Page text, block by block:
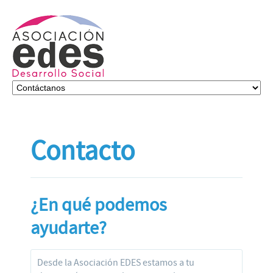
Contacto
¿En qué podemos
ayudarte?
Desde la Asociación EDES estamos a tu